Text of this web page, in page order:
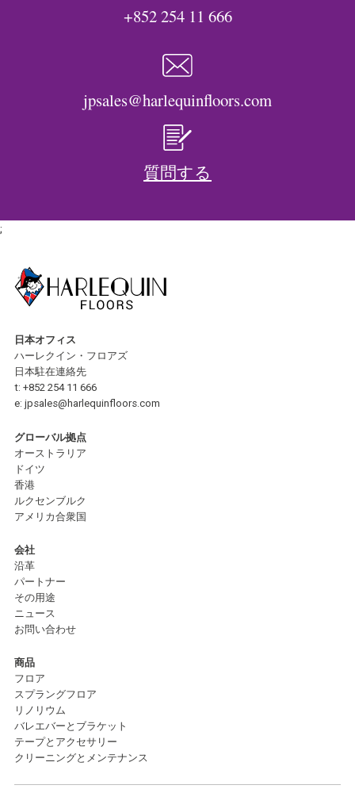
+852 254 11 666
jpsales@harlequinfloors.com
質問する
;
日本オフィス
ハーレクイン・フロアズ
日本駐在連絡先
t: +852 254 11 666
e: jpsales@harlequinfloors.com
グローバル拠点
オーストラリア
ドイツ
香港
ルクセンブルク
アメリカ合衆国
会社
沿革
パートナー
その用途
ニュース
お問い合わせ
商品
フロア
スプラングフロア
リノリウム
バレエバーとブラケット
テープとアクセサリー
クリーニングとメンテナンス